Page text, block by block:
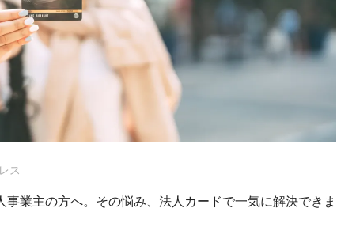
ス
業主の方へ。その悩み、法人カードで一気に解決できま